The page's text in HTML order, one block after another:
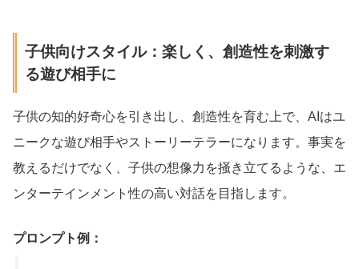
子供向けスタイル：楽しく、創造性を刺激す
る遊び相手に
子供の知的好奇心を引き出し、創造性を育む上で、AIはユ
ニークな遊び相手やストーリーテラーになります。事実を
教えるだけでなく、子供の想像力を掻き立てるような、エ
ンターテインメント性の高い対話を目指します。
プロンプト例：